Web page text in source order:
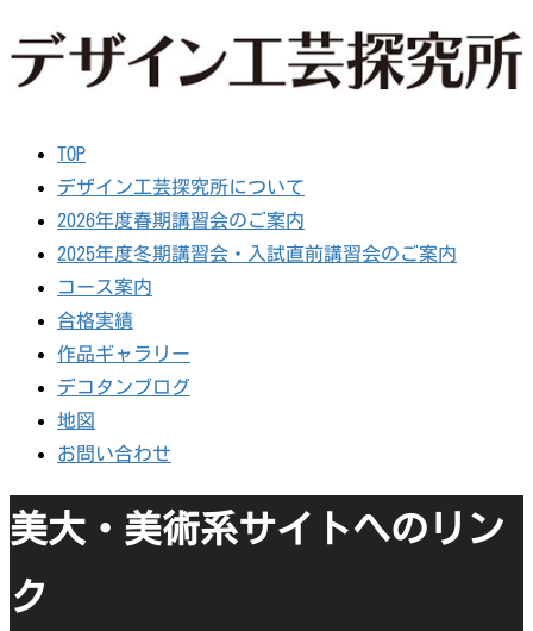
TOP
デザイン工芸探究所について
2026年度春期講習会のご案内
2025年度冬期講習会・入試直前講習会のご案内
コース案内
合格実績
作品ギャラリー
デコタンブログ
地図
お問い合わせ
美大・美術系サイトへのリン
ク